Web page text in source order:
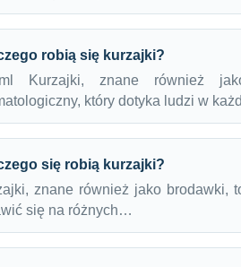
robią się kurzajki?
Kurzajki, znane również
który dotyka ludzi w
się robią kurzajki?
znane również jako brodawki,
się na różnych…